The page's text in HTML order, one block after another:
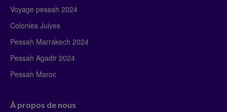
Voyage pessah 2024
Colonies Juives
Pessah Marrakech 2024
Pessah Agadir 2024
Pessah Maroc
À propos de nous